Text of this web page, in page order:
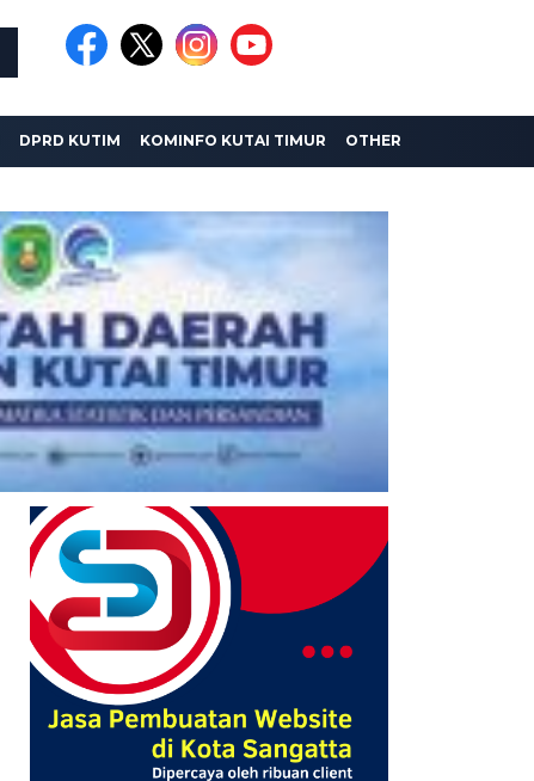
DPRD KUTIM KOMINFO KUTAI TIMUR OTHER